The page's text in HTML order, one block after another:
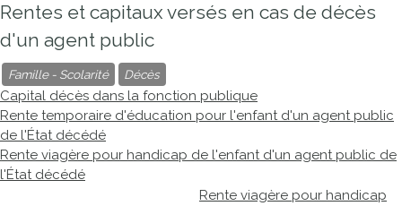
Rentes et capitaux versés en cas de décès
d'un agent public
Famille - Scolarité Décès
Capital décès dans la fonction publique
Rente temporaire d'éducation pour l'enfant d'un agent public
de l'État décédé
Rente viagère pour handicap de l'enfant d'un agent public de
l'État décédé
Rente viagère pour handicap